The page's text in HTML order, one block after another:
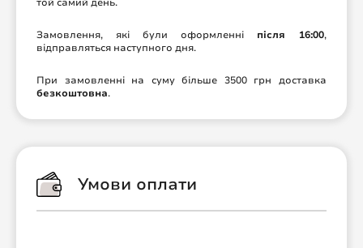
Замовлення, які були оформленні після 16:00,
відправляться наступного дня.
При замовленні на суму більше 3500 грн доставка
безкоштовна.
Умови оплати